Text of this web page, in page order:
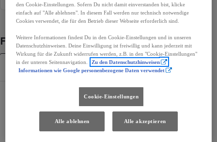
Fahrzeugdetails
Spezifikationen
Maße und Abmessungen
den Cookie-Einstellungen. Sofern Du nicht damit einverstanden bist, klicke
einfach auf "Alle ablehnen". In diesem Fall werden nur technisch notwendige
Cookies verwendet, die für den Betrieb dieser Webseite erforderlich sind.
Weitere Informationen findest Du in den Cookie-Einstellungen und in unseren
Datenschutzhinweisen. Deine Einwilligung ist freiwillig und kann jederzeit mit
Wirkung für die Zukunft widerrufen werden, z.B. in den "Cookie-Einstellungen"
in der unteren Seitennavigation.
Zu den Datenschutzhinweisen
Informationen wie Google personenbezogene Daten verwendet
Cookie-Einstellungen
Alle ablehnen Alle akzeptieren